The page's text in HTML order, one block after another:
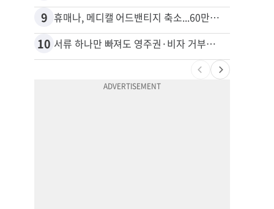
9 휴매나, 메디캘 어드밴티지 축소...60만명 플랜 상실 위기
10 서류 하나만 빠져도 영주권·비자 거부…심사관 재량권 대폭 확대